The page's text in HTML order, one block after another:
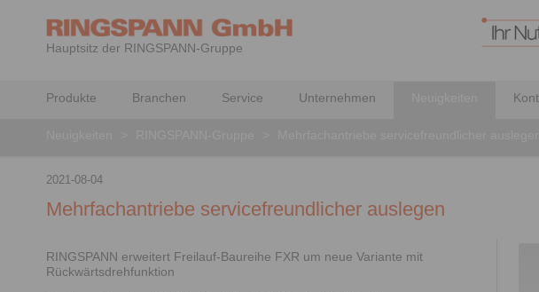
Hauptsitz der RINGSPANN-Gruppe
Produkte Branchen Service Unternehmen
2021-08-04
Mehrfachantriebe servicefreundlicher auslegen
RINGSPANN erweitert Freilauf-Baureihe FXR um neue Variante mit
Rückwärtsdrehfunktion